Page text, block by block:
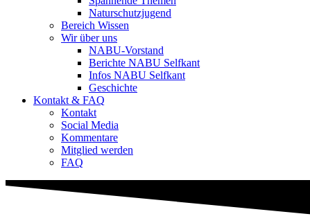
Naturschutzjugend
Bereich Wissen
Wir über uns
NABU-Vorstand
Berichte NABU Selfkant
Infos NABU Selfkant
Geschichte
Kontakt & FAQ
Kontakt
Social Media
Kommentare
Mitglied werden
FAQ